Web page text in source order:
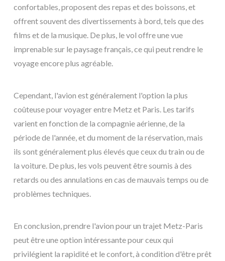
confortables, proposent des repas et des boissons, et
offrent souvent des divertissements à bord, tels que des
films et de la musique. De plus, le vol offre une vue
imprenable sur le paysage français, ce qui peut rendre le
voyage encore plus agréable.
Cependant, l'avion est généralement l'option la plus
coûteuse pour voyager entre Metz et Paris. Les tarifs
varient en fonction de la compagnie aérienne, de la
période de l'année, et du moment de la réservation, mais
ils sont généralement plus élevés que ceux du train ou de
la voiture. De plus, les vols peuvent être soumis à des
retards ou des annulations en cas de mauvais temps ou de
problèmes techniques.
En conclusion, prendre l'avion pour un trajet Metz-Paris
peut être une option intéressante pour ceux qui
privilégient la rapidité et le confort, à condition d'être prêt